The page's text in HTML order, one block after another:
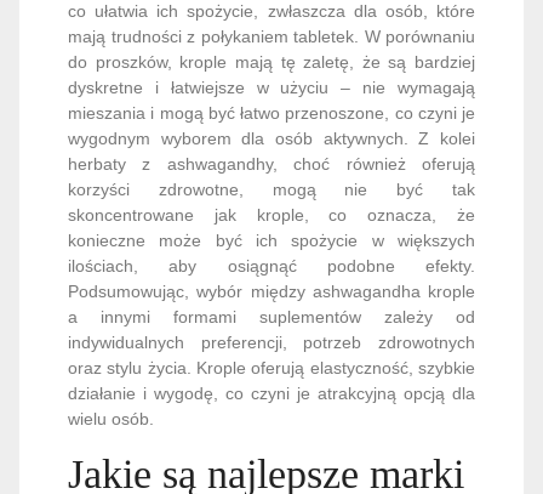
mieszania i mogą być łatwo przenoszone, co czyni je
wygodnym wyborem dla osób aktywnych. Z kolei
herbaty z ashwagandhy, choć również oferują
korzyści zdrowotne, mogą nie być tak
skoncentrowane jak krople, co oznacza, że
konieczne może być ich spożycie w większych
ilościach, aby osiągnąć podobne efekty.
Podsumowując, wybór między ashwagandha krople
a innymi formami suplementów zależy od
indywidualnych preferencji, potrzeb zdrowotnych
oraz stylu życia. Krople oferują elastyczność, szybkie
działanie i wygodę, co czyni je atrakcyjną opcją dla
wielu osób.
Jakie są najlepsze marki
oferujące wysokiej
jakości ashwagandha